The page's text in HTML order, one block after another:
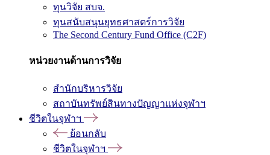
ทุนวิจัย สบจ.
ทุนสนับสนุนยุทธศาสตร์การวิจัย
The Second Century Fund Office (C2F)
หน่วยงานด้านการวิจัย
สำนักบริหารวิจัย
สถาบันทรัพย์สินทางปัญญาแห่งจุฬาฯ
ชีวิตในจุฬาฯ
ย้อนกลับ
ชีวิตในจุฬาฯ